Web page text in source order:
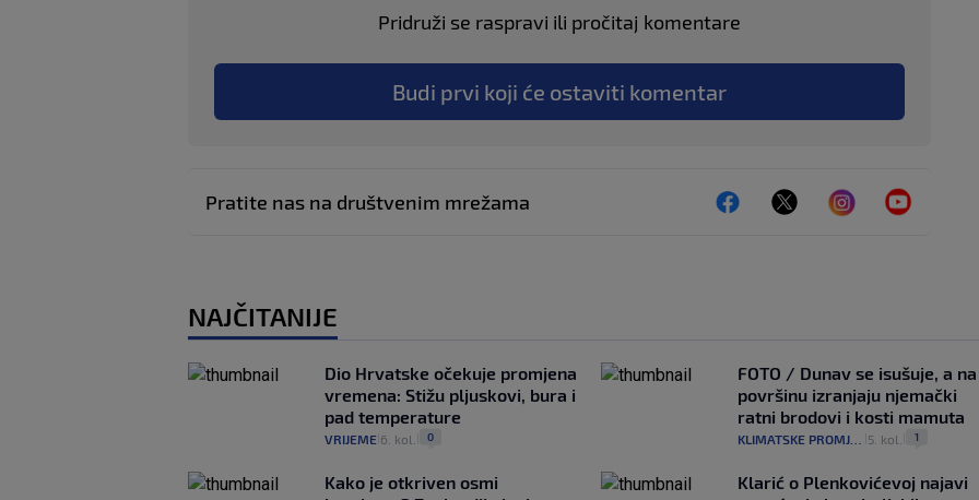
Pridruži se raspravi ili pročitaj komentare
Budi prvi koji će ostaviti komentar
Pratite nas na društvenim mrežama
NAJČITANIJE
Dio Hrvatske očekuje promjena
vremena: Stižu pljuskovi, bura i
pad temperature
VRIJEME 6. kol. 0
FOTO / Dunav se isušuje, a na
površinu izranjaju njemački
ratni brodovi i kosti mamuta
KLIMATSKE PROMJENE 5. kol. 1
Kako je otkriven osmi
Klarić o Plenkovićevoj najavi